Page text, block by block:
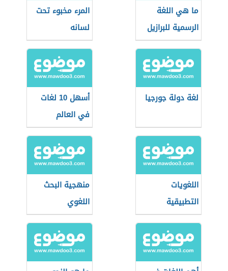
ما هي اللغة
الرسمية للبرازيل
المرء مخبوء تحت
لسانه
لغة دولة جورجيا
أسهل 10 لغات
في العالم
اللغويات
التطبيقية
منهجية البحث
اللغوي